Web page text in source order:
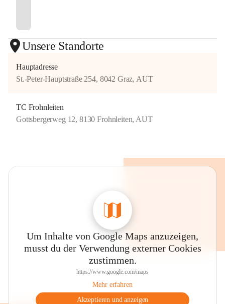
Unsere Standorte
Hauptadresse
St.-Peter-Hauptstraße 254, 8042 Graz, AUT
TC Frohnleiten
Gottsbergerweg 12, 8130 Frohnleiten, AUT
Um Inhalte von Google Maps anzuzeigen,
musst du der Verwendung externer Cookies
zustimmen.
https://www.google.com/maps
Mehr erfahren
Akzeptieren und anzeigen